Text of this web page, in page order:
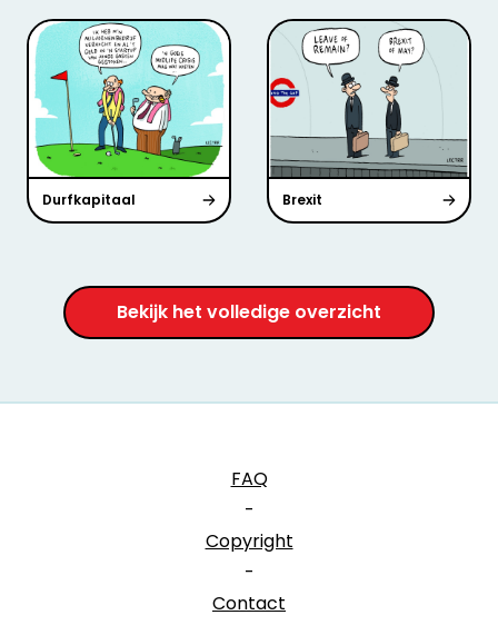
Durfkapitaal Brexit
Bekijk het volledige overzicht
FAQ
-
Copyright
-
Contact